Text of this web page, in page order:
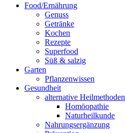
Food/Ernährung
Genuss
Getränke
Kochen
Rezepte
Superfood
Süß & salzig
Garten
Pflanzenwissen
Gesundheit
alternative Heilmethoden
Homöopathie
Naturheilkunde
Nahrungsergänzung